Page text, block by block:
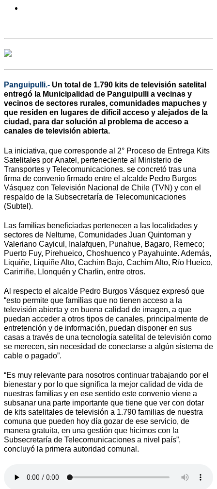
Panguipulli.- Un total de 1.790 kits de televisión satelital
entregó la Municipalidad de Panguipulli a vecinas y
vecinos de sectores rurales, comunidades mapuches y
que residen en lugares de difícil acceso y alejados de la
ciudad, para dar solución al problema de acceso a
canales de televisión abierta.
La iniciativa, que corresponde al 2° Proceso de Entrega Kits
Satelitales por Anatel, perteneciente al Ministerio de
Transportes y Telecomunicaciones. se concretó tras una
firma de convenio firmado entre el alcalde Pedro Burgos
Vásquez con Televisión Nacional de Chile (TVN) y con el
respaldo de la Subsecretaría de Telecomunicaciones
(Subtel).
Las familias beneficiadas pertenecen a las localidades y
sectores de Neltume, Comunidades Juan Quintoman y
Valeriano Cayicul, Inalafquen, Punahue, Bagaro, Remeco;
Puerto Fuy, Pirehueico, Choshuenco y Payahuinte. Además,
Liquiñe, Liquiñe Alto, Cachim Bajo, Cachim Alto, Río Hueico,
Carirriñe, Llonquén y Charlin, entre otros.
Al respecto el alcalde Pedro Burgos Vásquez expresó que
“esto permite que familias que no tienen acceso a la
televisión abierta y en buena calidad de imagen, a que
puedan acceder a otros tipos de canales, principalmente de
entretención y de información, puedan disponer en sus
casas a través de una tecnología satelital de televisión como
se merecen, sin necesidad de conectarse a algún sistema de
cable o pagado”.
“Es muy relevante para nosotros continuar trabajando por el
bienestar y por lo que significa la mejor calidad de vida de
nuestras familias y en ese sentido este convenio viene a
subsanar una parte importante que tiene que ver con dotar
de kits satelitales de televisión a 1.790 familias de nuestra
comuna que pueden hoy día gozar de ese servicio, de
manera gratuita, en una gestión que hicimos con la
Subsecretaría de Telecomunicaciones a nivel país”,
concluyó la primera autoridad comunal.